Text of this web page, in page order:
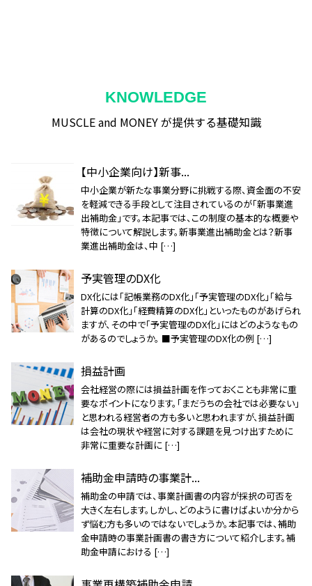
KNOWLEDGE
MUSCLE and MONEY が提供する基礎知識
【中小企業向け】新事...
中小企業が新たな事業分野に挑戦する際、資金面の不安
を軽減できる手段として注目されているのが「新事業進
出補助金」です。本記事では、この制度の基本的な概要や
特徴について解説します。新事業進出補助金とは？新事
業進出補助金は、中 […]
予実管理のDX化
DX化には「記帳業務のDX化」「予実管理のDX化」「給与
計算のDX化」「経費精算のDX化」といったものがあげられ
ますが、その中で「予実管理のDX化」にはどのようなもの
があるのでしょうか。 ■予実管理のDX化の例 […]
損益計画
会社経営の際には損益計画を作っておくことも非常に重
要なポイントになります。「まだうちの会社では必要ない」
と思われる経営者の方も多いと思われますが、損益計画
は会社の現状や経営に対する課題を見つけ出すために
非常に重要な計画に […]
補助金申請時の事業計...
補助金の申請では、事業計画書の内容が採択の可否を
大きく左右します。しかし、どのように書けばよいか分から
ず悩む方も多いのではないでしょうか。本記事では、補助
金申請時の事業計画書の書き方について紹介します。補
助金申請における […]